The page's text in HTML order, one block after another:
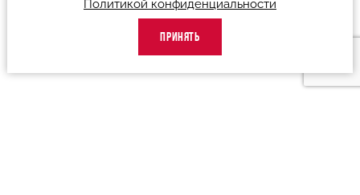
Политикой конфиденциальности
ПРИНЯТЬ